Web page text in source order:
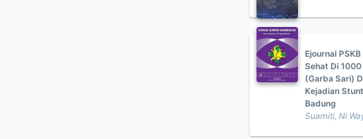
Ejournal
Sehat Di
(Garba Sari)
Kejadian
Badung
Suarniti, Ni